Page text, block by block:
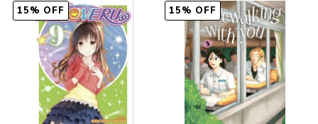
15% OFF 15% OFF